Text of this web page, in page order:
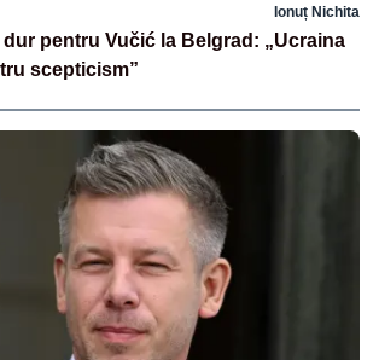
Ionuț Nichita
pentru Vučić la Belgrad: „Ucraina
scepticism”